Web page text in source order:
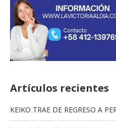
Artículos recientes
KEIKO TRAE DE REGRESO A